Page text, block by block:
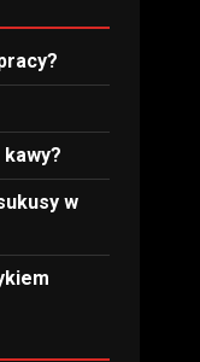
w